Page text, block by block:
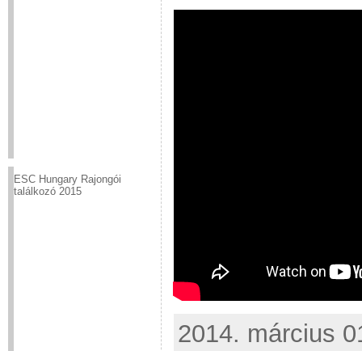
ESC Hungary Rajongói
találkozó 2015
2014. március